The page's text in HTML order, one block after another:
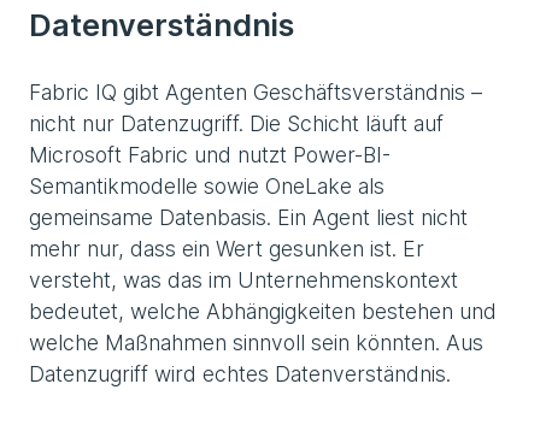
Datenverständnis
Fabric IQ gibt Agenten Geschäftsverständnis –
nicht nur Datenzugriff. Die Schicht läuft auf
Microsoft Fabric und nutzt Power-BI-
Semantikmodelle sowie OneLake als
gemeinsame Datenbasis. Ein Agent liest nicht
mehr nur, dass ein Wert gesunken ist. Er
versteht, was das im Unternehmenskontext
bedeutet, welche Abhängigkeiten bestehen und
welche Maßnahmen sinnvoll sein könnten. Aus
Datenzugriff wird echtes Datenverständnis.